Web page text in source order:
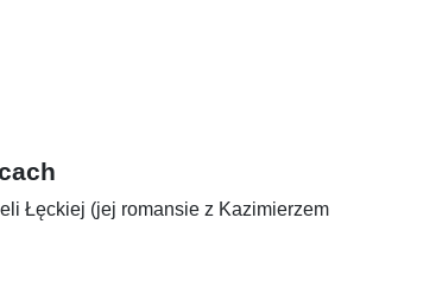
Łęckiej (jej romansie z Kazimierzem